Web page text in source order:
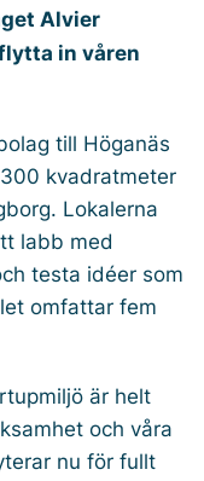
Alvier
in våren
till Höganäs
kvadratmeter
Lokalerna
labb med
testa idéer som
omfattar fem
är helt
och våra
nu för fullt